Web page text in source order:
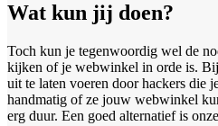
Wat kun jij doen?
Toch kun je tegenwoordig wel de
kijken of je webwinkel in orde is.
uit te laten voeren door hackers die
handmatig of ze jouw webwinkel
erg duur. Een goed alternatief is